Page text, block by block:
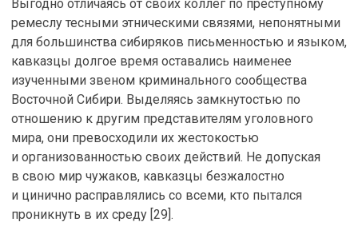
Выгодно отличаясь от своих коллег по преступному
ремеслу тесными этническими связями, непонятными
для большинства сибиряков письменностью и языком,
кавказцы долгое время оставались наименее
изученными звеном криминального сообщества
Восточной Сибири. Выделяясь замкнутостью по
отношению к другим представителям уголовного
мира, они превосходили их жестокостью
и организованностью своих действий. Не допуская
в свою мир чужаков, кавказцы безжалостно
и цинично расправлялись со всеми, кто пытался
проникнуть в их среду [29].